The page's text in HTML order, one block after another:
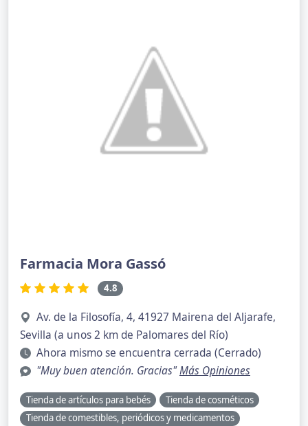
Farmacia Mora Gassó
4.8
Av. de la Filosofía, 4, 41927 Mairena del Aljarafe,
Sevilla (a unos 2 km de Palomares del Río)
Ahora mismo se encuentra cerrada (Cerrado)
"Muy buen atención. Gracias"Más Opiniones
Tienda de artículos para bebés
Tienda de cosméticos
Tienda de comestibles, periódicos y medicamentos